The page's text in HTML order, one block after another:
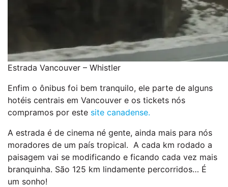
Estrada Vancouver – Whistler
Enfim o ônibus foi bem tranquilo, ele parte de alguns
hotéis centrais em Vancouver e os tickets nós
compramos por este site canadense.
A estrada é de cinema né gente, ainda mais para nós
moradores de um país tropical. A cada km rodado a
paisagem vai se modificando e ficando cada vez mais
branquinha. São 125 km lindamente percorridos… É
um sonho!